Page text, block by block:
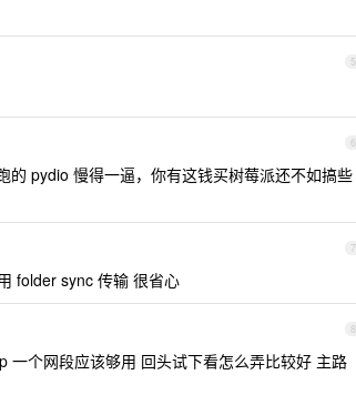
5
6
pydio 慢得一逼，你有这钱买树莓派还不如搞些
7
folder sync 传输 很省心
8
一个网段应该够用 回头试下看怎么弄比较好 主路